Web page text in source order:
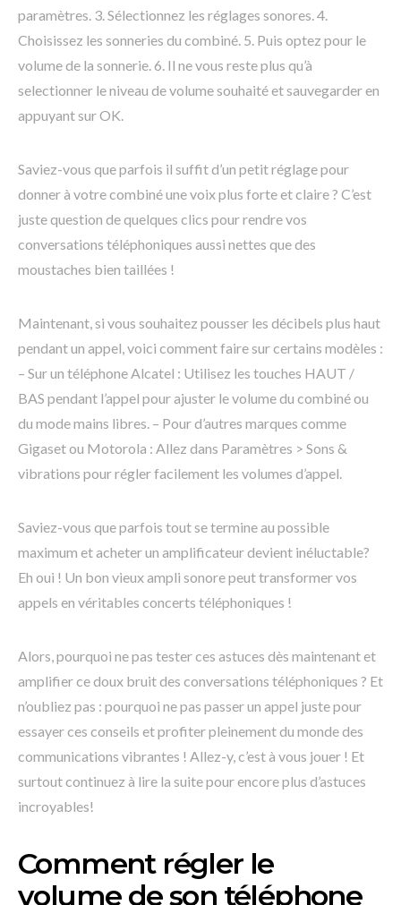
paramètres. 3. Sélectionnez les réglages sonores. 4.
Choisissez les sonneries du combiné. 5. Puis optez pour le
volume de la sonnerie. 6. Il ne vous reste plus qu’à
selectionner le niveau de volume souhaité et sauvegarder en
appuyant sur OK.
Saviez-vous que parfois il suffit d’un petit réglage pour
donner à votre combiné une voix plus forte et claire ? C’est
juste question de quelques clics pour rendre vos
conversations téléphoniques aussi nettes que des
moustaches bien taillées !
Maintenant, si vous souhaitez pousser les décibels plus haut
pendant un appel, voici comment faire sur certains modèles :
– Sur un téléphone Alcatel : Utilisez les touches HAUT /
BAS pendant l’appel pour ajuster le volume du combiné ou
du mode mains libres. – Pour d’autres marques comme
Gigaset ou Motorola : Allez dans Paramètres > Sons &
vibrations pour régler facilement les volumes d’appel.
Saviez-vous que parfois tout se termine au possible
maximum et acheter un amplificateur devient inéluctable?
Eh oui ! Un bon vieux ampli sonore peut transformer vos
appels en véritables concerts téléphoniques !
Alors, pourquoi ne pas tester ces astuces dès maintenant et
amplifier ce doux bruit des conversations téléphoniques ? Et
n’oubliez pas : pourquoi ne pas passer un appel juste pour
essayer ces conseils et profiter pleinement du monde des
communications vibrantes ! Allez-y, c’est à vous jouer ! Et
surtout continuez à lire la suite pour encore plus d’astuces
incroyables!
Comment régler le
volume de son téléphone